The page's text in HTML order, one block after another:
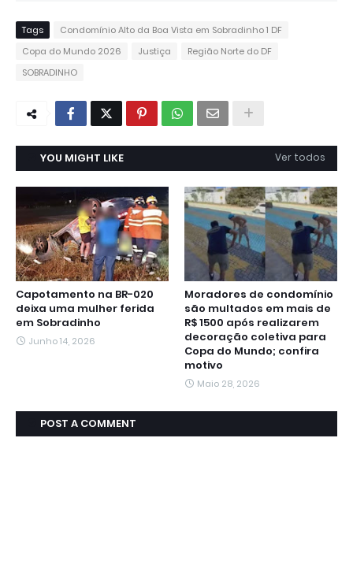
Tags
Condomínio Alto da Boa Vista em Sobradinho 1 DF
Copa do Mundo 2026
Justiça
Região Norte do DF
SOBRADINHO
YOU MIGHT LIKE Ver todos
Capotamento na BR-020
deixa uma mulher ferida
em Sobradinho
Junho 14, 2026
Moradores de condomínio
são multados em mais de
R$ 1500 após realizarem
decoração coletiva para
Copa do Mundo; confira
motivo
Maio 28, 2026
POST A COMMENT